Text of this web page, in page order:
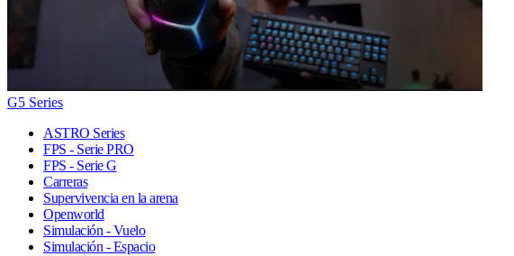
G5 Series
ASTRO Series
FPS - Serie PRO
FPS - Serie G
Carreras
Supervivencia en la arena
Openworld
Simulación - Vuelo
Simulación - Espacio